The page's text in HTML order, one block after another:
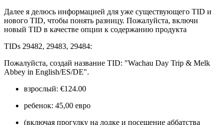
Далее я делюсь информацией для уже существующего TID и
нового TID, чтобы понять разницу. Пожалуйста, включи
новый TID в качестве опции к содержанию продукта
TIDs 29482, 29483, 29484:
Пожалуйста, создай название TID: "Wachau Day Trip & Melk
Abbey in English/ES/DE".
взрослый: €124.00
ребенок: 45,00 евро
(включая прогулку на лодке и посещение аббатства